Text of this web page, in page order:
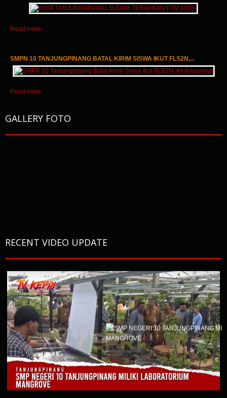
Read more
SMPN 10 TANJUNGPINANG BATAL KIRIM SISWA IKUT FLS2N,...
Read more
GALLERY FOTO
RECENT VIDEO UPDATE